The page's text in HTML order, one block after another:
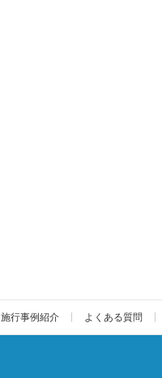
施行事例紹介 よくある質問